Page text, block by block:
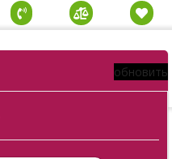
обновить